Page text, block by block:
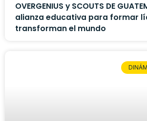
OVERGENIUS y SCOUTS DE
alianza educativa para formar
transforman el mundo